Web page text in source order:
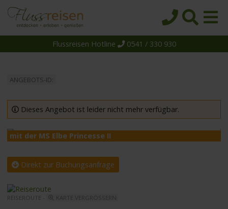
Reiseziele
Themen
Reedereien
Schiffe
Über uns
Suche
Flussreisen Hotline 0541 / 330 930
ANGEBOTS-ID:
Dieses Angebot ist leider nicht mehr verfügbar.
mit der MS Elbe Princesse II
Direkt zur Buchungsanfrage
REISEROUTE -